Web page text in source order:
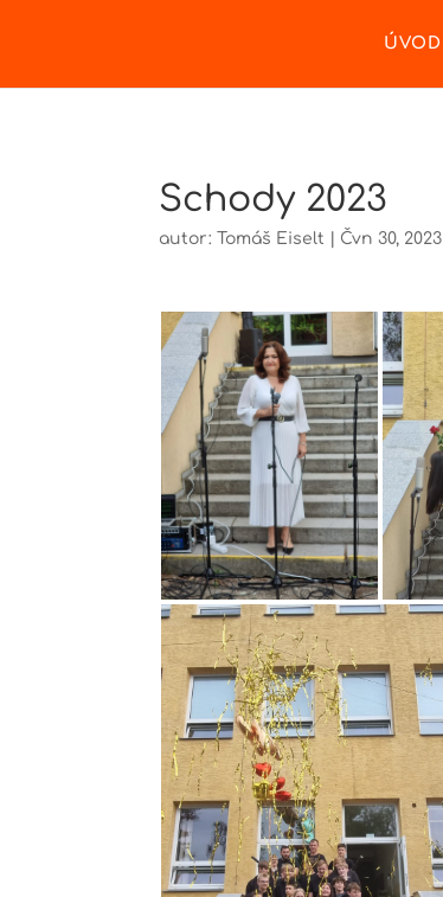
ÚVOD
Schody 2023
autor: Tomáš Eiselt Čvn 30, 2023